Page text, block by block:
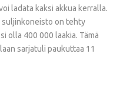
ladata kaksi akkua kerralla.
suljinkoneisto on tehty
olla 400 000 laakia. Tämä
sarjatuli paukuttaa 11